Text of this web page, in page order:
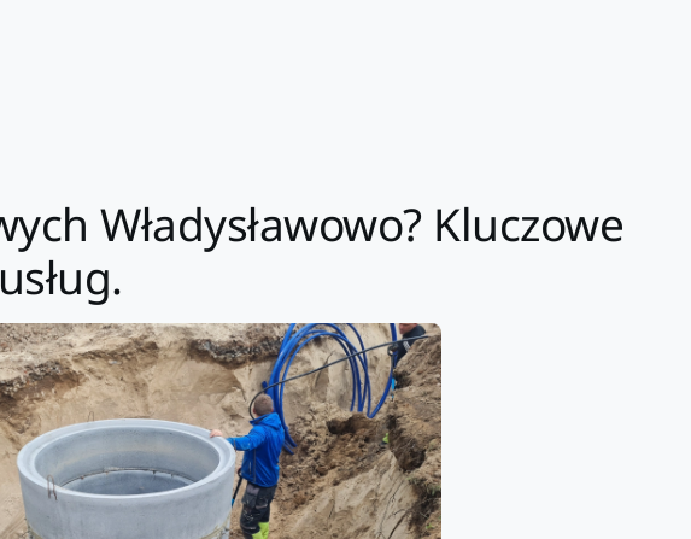
Władysławowo? Kluczowe